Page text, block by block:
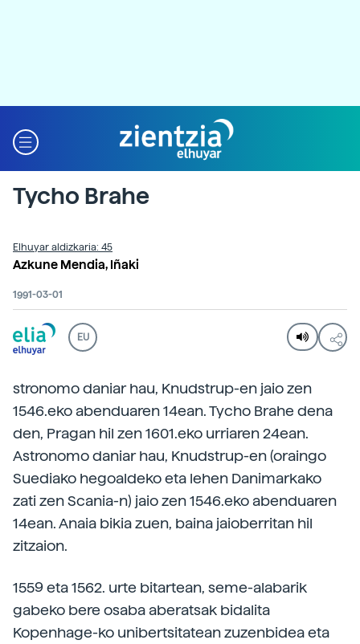
Tycho Brahe
Elhuyar aldizkaria: 45
Azkune Mendia, Iñaki
1991-03-01
EU
stronomo daniar hau, Knudstrup-en jaio zen
1546.eko abenduaren 14ean. Tycho Brahe dena
den, Pragan hil zen 1601.eko urriaren 24ean.
Astronomo daniar hau, Knudstrup-en (oraingo
Suediako hegoaldeko eta lehen Danimarkako
zati zen Scania-n) jaio zen 1546.eko abenduaren
14ean. Anaia bikia zuen, baina jaioberritan hil
zitzaion.
1559 eta 1562. urte bitartean, seme-alabarik
gabeko bere osaba aberatsak bidalita
Kopenhage-ko unibertsitatean zuzenbidea eta